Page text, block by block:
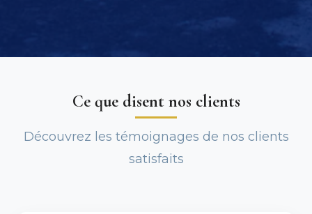
Ce que disent nos clients
Découvrez les témoignages de nos clients
satisfaits